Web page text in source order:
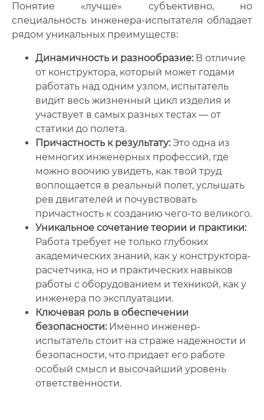
Понятие «лучше» субъективно, но
специальность инженера-испытателя обладает
рядом уникальных преимуществ:
Динамичность и разнообразие:В отличие
от конструктора, который может годами
работать над одним узлом, испытатель
видит весь жизненный цикл изделия и
участвует в самых разных тестах — от
статики до полета.
Причастность к результату:Это одна из
немногих инженерных профессий, где
можно воочию увидеть, как твой труд
воплощается в реальный полет, услышать
рев двигателей и почувствовать
причастность к созданию чего-то великого.
Уникальное сочетание теории и практики:
Работа требует не только глубоких
академических знаний, как у конструктора-
расчетчика, но и практических навыков
работы с оборудованием и техникой, как у
инженера по эксплуатации.
Ключевая роль в обеспечении
безопасности:Именно инженер-
испытатель стоит на страже надежности и
безопасности, что придает его работе
особый смысл и высочайший уровень
ответственности.